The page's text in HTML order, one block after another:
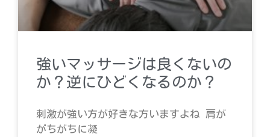
強いマッサージは良くないの
か？逆にひどくなるのか？
刺激が強い方が好きな方いますよね 肩が
がちがちに凝